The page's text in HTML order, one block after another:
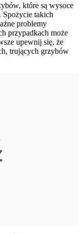
które są wysoce
takich
problemy
przypadkach może
upewnij się, że
trujących grzybów